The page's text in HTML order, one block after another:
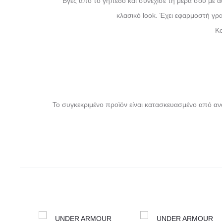
κλασικό look. Έχει εφαρμοστή
Το συγκεκριμένο προϊόν είναι κατασκευασμένο από